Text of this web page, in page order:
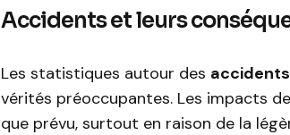
Accidents et leurs
Les statistiques autour des accidents
vérités préoccupantes. Les impacts
que prévu, surtout en raison de la